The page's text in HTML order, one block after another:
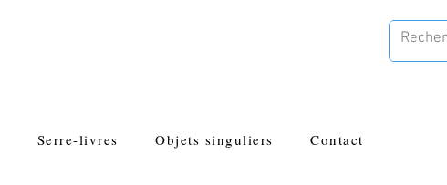
Serre-livres Objets singuliers Contact